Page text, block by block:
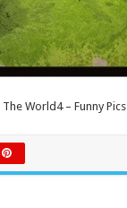
World4 – Funny Pics